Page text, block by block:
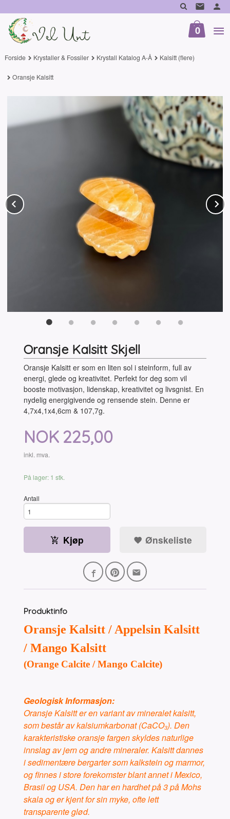
til
innholdet
0
Forside Krystaller & Fossiler Krystall Katalog A-Å Kalsitt (flere)
Oransje Kalsitt
Prev
Oransje Kalsitt Skjell
Oransje Kalsitt er som en liten sol i steinform, full av
energi, glede og kreativitet. Perfekt for deg som vil
booste motivasjon, lidenskap, kreativitet og livsgnist. En
nydelig energigivende og rensende stein. Denne er
4,7x4,1x4,6cm & 107,7g.
Pris
NOK 225,00
inkl. mva.
På lager: 1 stk.
Antall
Kjøp Ønskeliste
Produktinfo
Oransje Kalsitt / Appelsin Kalsitt
/ Mango Kalsitt
(Orange Calcite / Mango Calcite)
Geologisk Informasjon:
Oransje Kalsitt er en variant av mineralet kalsitt,
som består av kalsiumkarbonat (CaCO₃). Den
karakteristiske oransje fargen skyldes naturlige
innslag av jern og andre mineraler. Kalsitt dannes
i sedimentære bergarter som kalkstein og marmor,
og finnes i store forekomster blant annet i Mexico,
Brasil og USA.Den har en hardhet på 3 på Mohs
skala og er kjent for sin myke, ofte lett
transparente glød.